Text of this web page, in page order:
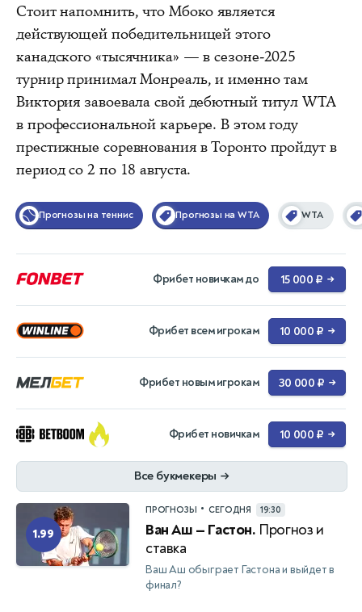
Стоит напомнить, что Мбоко является
действующей победительницей этого
канадского «тысячника» — в сезоне-2025
турнир принимал Монреаль, и именно там
Виктория завоевала свой дебютный титул WTA
в профессиональной карьере. В этом году
престижные соревнования в Торонто пройдут в
период со 2 по 18 августа.
Прогнозы на теннис Прогнозы на WTA WTA
Фрибет новичкам до 15 000 ₽ →
Фрибет всем игрокам 10 000 ₽ →
Фрибет новым игрокам 30 000 ₽ →
Фрибет новичкам 10 000 ₽ →
Все букмекеры →
1.99
ПРОГНОЗЫ • СЕГОДНЯ 19:30
Ван Аш — Гастон. Прогноз и
ставка
Ваш Аш обыграет Гастона и выйдет в
финал?